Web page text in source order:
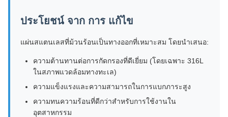
ประโยชน์ จาก การ แก้ไข
แผ่นสแตนเลสที่ม้วนร้อนเป็นทางออกที่เหมาะสม โดยนําเสนอ:
ความต้านทานต่อการกัดกรองที่ดีเยี่ยม (โดยเฉพาะ 316L
ในสภาพแวดล้อมทางทะเล)
ความแข็งแรงและความสามารถในการแบกภาระสูง
ความทนความร้อนที่ดีกว่าสําหรับการใช้งานใน
อุตสาหกรรม